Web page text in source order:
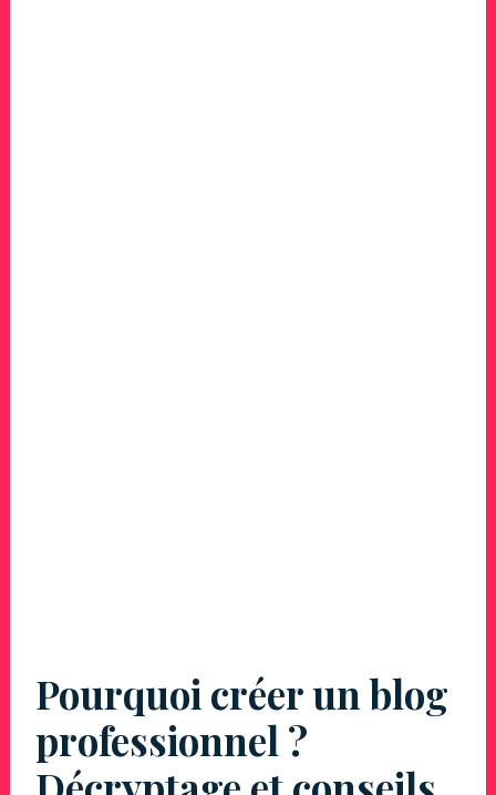
Pourquoi créer un blog
professionnel ?